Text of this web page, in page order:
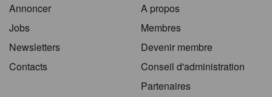
Annoncer
Jobs
Newsletters
Contacts
A propos
Membres
Devenir membre
Conseil d'administration
Partenaires